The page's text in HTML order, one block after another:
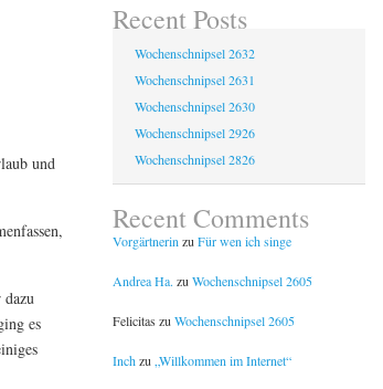
und
dazu
es
Recent Posts
Wochenschnipsel 2632
Wochenschnipsel 2631
Wochenschnipsel 2630
Wochenschnipsel 2926
Wochenschnipsel 2826
Recent Comments
Vorgärtnerin zu Für wen ich singe
Andrea Ha. zu Wochenschnipsel 2605
Felicitas zu Wochenschnipsel 2605
Inchzu „Willkommen im Internet“